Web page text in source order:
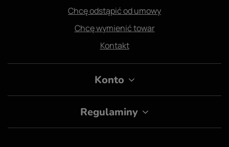
Chcę odstąpić od umowy
Chcę wymienić towar
Kontakt
Konto
Regulaminy